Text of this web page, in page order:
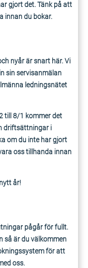
gjort det. Tänk på att
innan du bokar.
nyår är snart här. Vi
sin servisanmälan
ledningsnätet
till 8/1 kommer det
driftsättningar i
om du inte har gjort
oss tillhanda innan
år!
pågår för fullt.
så är du välkommen
för att
oss.